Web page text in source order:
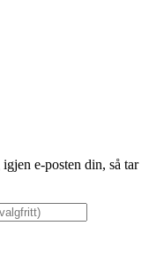
e-posten din, så tar